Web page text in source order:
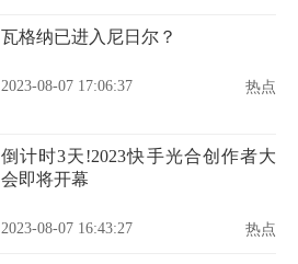
瓦格纳已进入尼日尔？
2023-08-07 17:06:37 热点
倒计时3天!2023快手光合创作者大
会即将开幕
2023-08-07 16:43:27 热点